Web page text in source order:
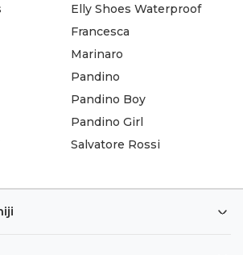
Elly Shoes Waterproof
Francesca
Marinaro
Pandino
Pandino Boy
Pandino Girl
Salvatore Rossi